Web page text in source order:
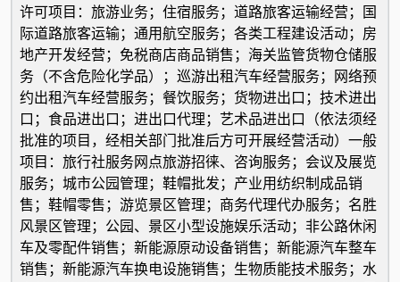
许可项目：旅游业务；住宿服务；道路旅客运输经营；国
际道路旅客运输；通用航空服务；各类工程建设活动；房
地产开发经营；免税商店商品销售；海关监管货物仓储服
务（不含危险化学品）；巡游出租汽车经营服务；网络预
约出租汽车经营服务；餐饮服务；货物进出口；技术进出
口；食品进出口；进出口代理；艺术品进出口（依法须经
批准的项目，经相关部门批准后方可开展经营活动）一般
项目：旅行社服务网点旅游招徕、咨询服务；会议及展览
服务；城市公园管理；鞋帽批发；产业用纺织制成品销
售；鞋帽零售；游览景区管理；商务代理代办服务；名胜
风景区管理；公园、景区小型设施娱乐活动；非公路休闲
车及零配件销售；新能源原动设备销售；新能源汽车整车
销售；新能源汽车换电设施销售；生物质能技术服务；水